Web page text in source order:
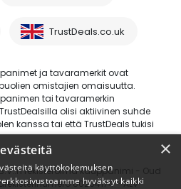
TrustDeals.co.uk
ja tavaramerkit ovat
omistajien omaisuutta.
tai tavaramerkin
olisi aktiivinen suhde
kanssa tai että TrustDeals tukisi
rekisteröimä kauppanimi - Oud
80264174 - ALV-
×
käyttökokemuksen
hyväksyt kaikki